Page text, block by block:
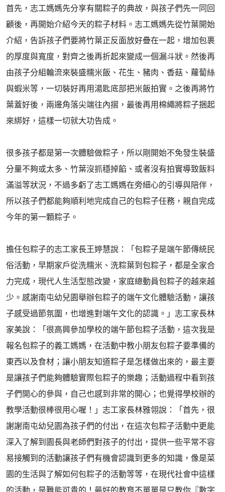
首先，志工媽媽先分享有關粽子的典故，與孩子們先一同回
顧後，再開始介紹今天的粽子材料。志工媽媽先從竹葉開始
介紹，告訴孩子們要將竹葉正反面放好疊在一起，增加包裹
的厚度與寬度，對齊之後再折起來變成一個漏斗狀。然後再
由孩子分組輪流來裝盛糯米飯、花生、豬肉、香菇、蘿蔔絲
與蝦米等，一切裝好再用湯匙底部把米飯拍實。之後再將竹
葉蓋好後，兩邊角落尖端往內摺，最後再用棉繩將粽子捆起
來綁好，這樣一切就大功告成。
很多孩子都是第一次體驗做粽子，所以剛開始不免發生裝盛
分量不夠或太多、竹葉沒抓穩掉餡、或者沒有拍實導致飯料
滿溢等狀況，不過多虧了志工媽媽在旁細心的引導與陪伴，
所以孩子們都能夠順利地完成自己的包粽子任務，親自完成
今年的第一顆粽子。
擔任包粽子的志工家長王婷慧說：「包粽子是端午節傳統民
俗活動，早期家戶從洗糯米、洗粽葉到包粽子，都是全家合
力完成，現代人生活型態改變，家庭總動員包粽子的越來越
少。感謝南屯幼兒園舉辦包粽子的端午文化體驗活動，讓孩
子感受過節氛圍，也增進對端午文化的認識。」志工家長林
家美說：「很高興參加學校的端午節包粽子活動，這次我是
報名包粽子的義工媽媽，在活動中教小朋友包粽子要準備的
東西以及食材；讓小朋友知道粽子是怎樣做出來的，最主要
是讓孩子們能夠體驗實際包粽子的樂趣；活動過程中看到孩
子們開心的參與，自己也感到非常的開心；也覺得學校辦的
教學活動很棒很用心喔！」志工家長林雅翎說：「首先，很
謝謝南屯幼兒園為孩子們的付出，在這次包粽子活動中更能
深入了解到園長與老師們對孩子的付出，提供一些平常不容
易接觸到的活動讓孩子們有機會認識到更多的知識，像是菜
園的生活與了解如何包粽子的活動等等，在現代社會中這樣
的活動，是難能可貴的！最好的教育不單單是只教你『數字